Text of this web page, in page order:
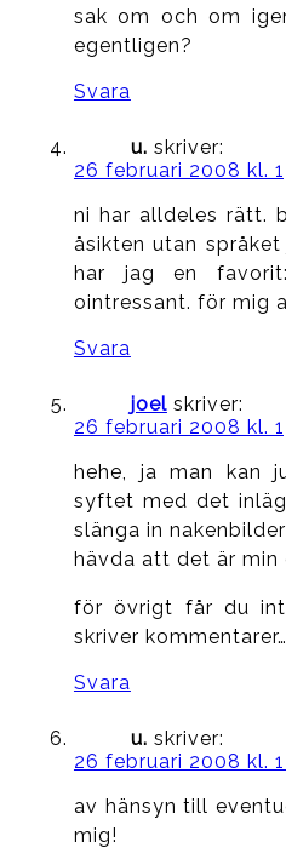
sak om och om
egentligen?
Svara
u. skriver:
26 februari 2008 kl.
ni har alldeles rätt.
åsikten utan
har jag en
ointressant. för mig
Svara
joel skriver:
26 februari 2008 kl.
hehe, ja man kan
syftet med det
slänga in
hävda att det är min
för övrigt får du
skriver kommentarer…
Svara
u. skriver:
26 februari 2008 kl.
av hänsyn till
mig!